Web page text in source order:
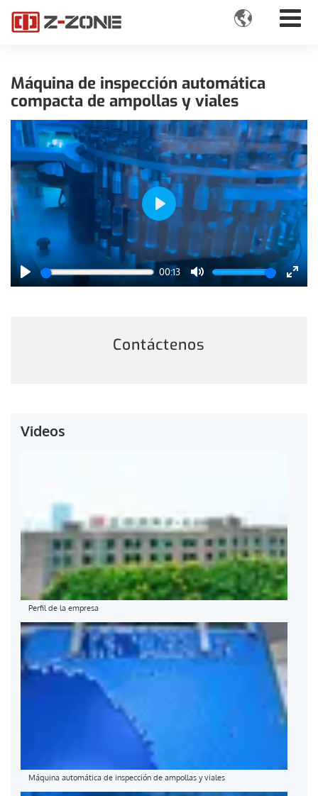

Máquina de inspección automática
compacta de ampollas y viales
Play
00:13
Mute
Enter
Play
Contáctenos
Videos
Perfil de la empresa
Máquina automática de inspección de ampollas y viales